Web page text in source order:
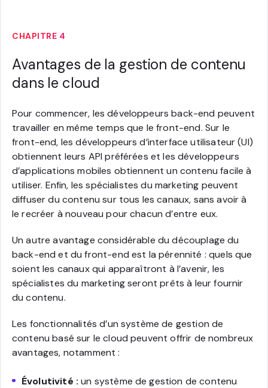
CHAPITRE 4
Avantages de la gestion de contenu
dans le cloud
Pour commencer, les développeurs back-end peuvent
travailler en même temps que le front-end. Sur le
front-end, les développeurs d’interface utilisateur (UI)
obtiennent leurs API préférées et les développeurs
d’applications mobiles obtiennent un contenu facile à
utiliser. Enfin, les spécialistes du marketing peuvent
diffuser du contenu sur tous les canaux, sans avoir à
le recréer à nouveau pour chacun d’entre eux.
Un autre avantage considérable du découplage du
back-end et du front-end est la pérennité : quels que
soient les canaux qui apparaîtront à l’avenir, les
spécialistes du marketing seront prêts à leur fournir
du contenu.
Les fonctionnalités d’un système de gestion de
contenu basé sur le cloud peuvent offrir de nombreux
avantages, notamment :
Évolutivité : un système de gestion de contenu